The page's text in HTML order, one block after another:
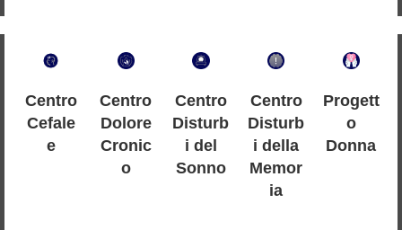
Centro
Cefale
e
Centro
Dolore
Cronic
o
Centro
Disturb
i del
Sonno
Centro
Disturb
i della
Memor
ia
Progett
o
Donna